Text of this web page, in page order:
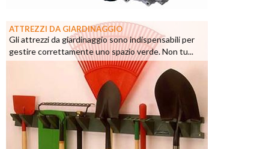
ATTREZZI DA GIARDINAGGIO
Gli attrezzi da giardinaggio sono indispensabili per
gestire correttamente uno spazio verde. Non tu...